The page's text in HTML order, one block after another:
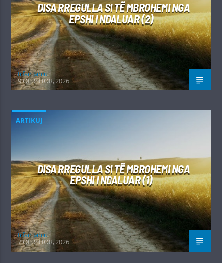
DISA RREGULLA SI TË MBROHEMI NGA
EPSHI I NDALUAR (2)
Irfan Jahiu
9 QERSHOR, 2026
ARTIKUJ
DISA RREGULLA SI TË MBROHEMI NGA
EPSHI I NDALUAR (1)
Irfan Jahiu
7 QERSHOR, 2026